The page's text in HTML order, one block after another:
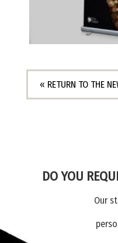
« RETURN TO THE
DO YOU
Our